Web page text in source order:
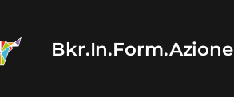
Bkr.In.Form.Azione